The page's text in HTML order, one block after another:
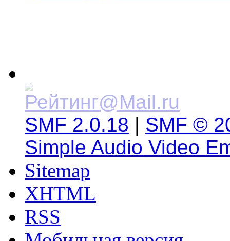
SMF 2.0.18 | SMF ©
Simple Audio Video
Sitemap
XHTML
RSS